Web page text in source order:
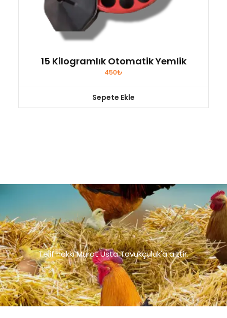
15 Kilogramlık Otomatik Yemlik
450₺
Sepete Ekle
Telif hakkı Murat Usta Tavukçuluk'a aittir.